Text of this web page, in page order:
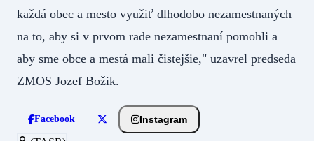
každá obec a mesto využiť dlhodobo nezamestnaných
na to, aby si v prvom rade nezamestnaní pomohli a
aby sme obce a mestá mali čistejšie," uzavrel predseda
ZMOS Jozef Božik.
Facebook Instagram